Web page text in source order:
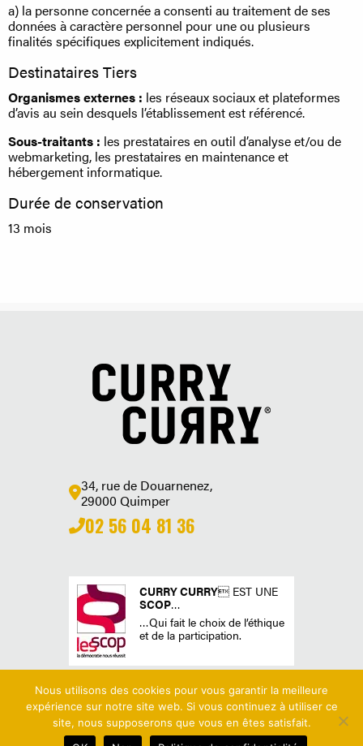
a) la personne concernée a consenti au traitement de ses
données à caractère personnel pour une ou plusieurs
finalités spécifiques explicitement indiqués.
Destinataires Tiers
Organismes externes : les réseaux sociaux et plateformes
d’avis au sein desquels l’établissement est référencé.
Sous-traitants : les prestataires en outil d’analyse et/ou de
webmarketing, les prestataires en maintenance et
hébergement informatique.
Durée de conservation
13 mois
34, rue de Douarnenez,
29000 Quimper
02 56 04 81 36
CURRY CURRY EST UNE
SCOP…
…Qui fait le choix de l’éthique
et de la participation.
MENTIONS LÉGALES|POLITIQUE DE CONFIDENTIALITÉ
Nous utilisons des cookies pour vous garantir la meilleure
expérience sur notre site web. Si vous continuez à utiliser ce
site, nous supposerons que vous en êtes satisfait.